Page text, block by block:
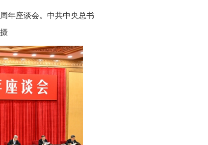
年座谈会。中共中央总书